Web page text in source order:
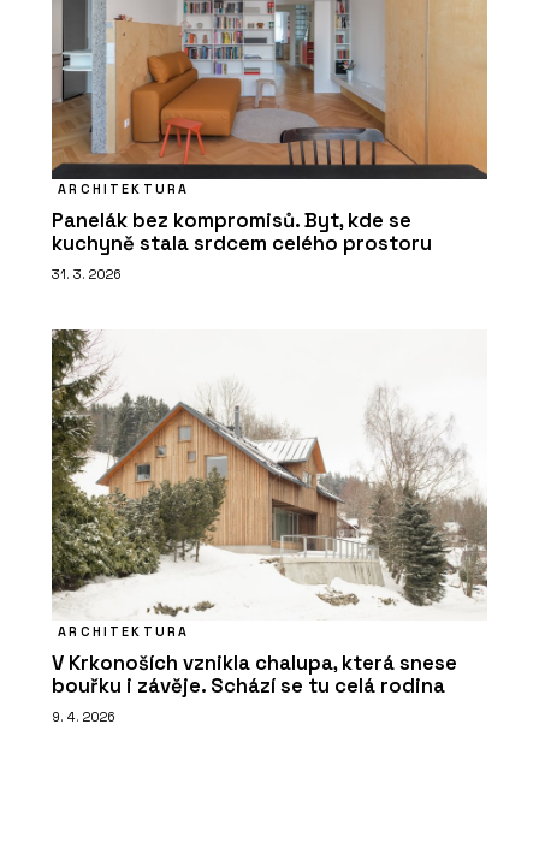
ARCHITEKTURA
Panelák bez kompromisů. Byt, kde se
kuchyně stala srdcem celého prostoru
31. 3. 2026
ARCHITEKTURA
V Krkonoších vznikla chalupa, která snese
bouřku i závěje. Schází se tu celá rodina
9. 4. 2026